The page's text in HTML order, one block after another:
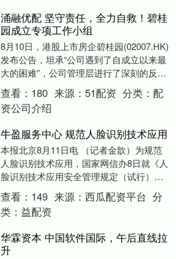
涌融优配 坚守责任，全力自救！碧桂
园成立专项工作小组
8月10日，港股上市房企碧桂园(02007.HK)
发布公告，坦承“公司遇到了自成立以来最
大的困难”，公司管理层进行了深刻的反
思，表态将全力自救、扭转当前的困
局。....
查看： 180 来源： 51配资 分类：配
资公司介绍
牛盈服务中心 规范人脸识别技术应用
本报北京8月11日电 （记者金歆）为规范
人脸识别技术应用，国家网信办8日就《人
脸识别技术应用安全管理规定（试行）
（征求意见稿）》公开征求意见。征求意
见稿提出，只....
查看： 149 来源： 西瓜配资平台 分
类： 益配资
华霖资本 中国软件国际，午后直线拉
升